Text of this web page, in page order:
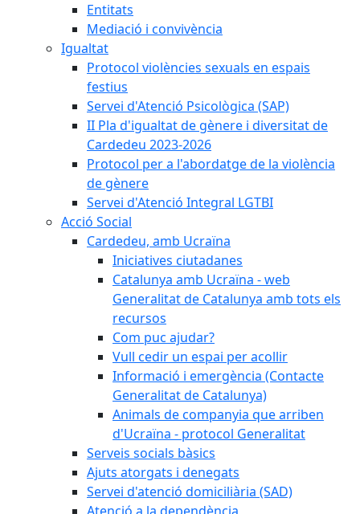
Entitats
Mediació i convivència
Igualtat
Protocol violències sexuals en espais
festius
Servei d'Atenció Psicològica (SAP)
II Pla d'igualtat de gènere i diversitat de
Cardedeu 2023-2026
Protocol per a l'abordatge de la violència
de gènere
Servei d'Atenció Integral LGTBI
Acció Social
Cardedeu, amb Ucraïna
Iniciatives ciutadanes
Catalunya amb Ucraïna - web
Generalitat de Catalunya amb tots els
recursos
Com puc ajudar?
Vull cedir un espai per acollir
Informació i emergència (Contacte
Generalitat de Catalunya)
Animals de companyia que arriben
d'Ucraïna - protocol Generalitat
Serveis socials bàsics
Ajuts atorgats i denegats
Servei d'atenció domiciliària (SAD)